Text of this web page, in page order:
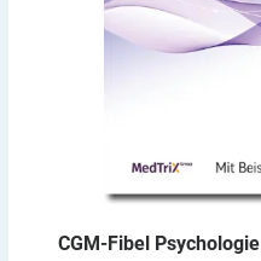
CGM-Fibel Psychologie